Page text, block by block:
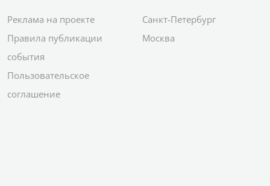
Реклама на проекте
Правила публикации
события
Пользовательское
соглашение
Санкт-Петербург
Москва